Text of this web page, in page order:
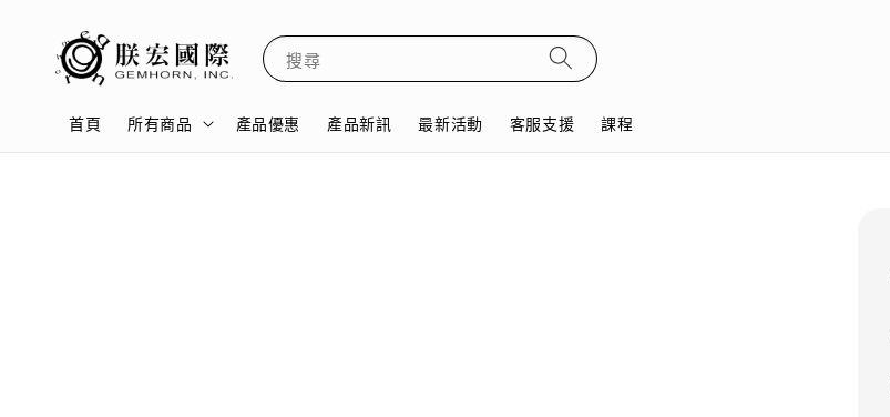
搜尋
首頁 所有商品 產品優惠 產品新訊 最新活動 客服支援 課程